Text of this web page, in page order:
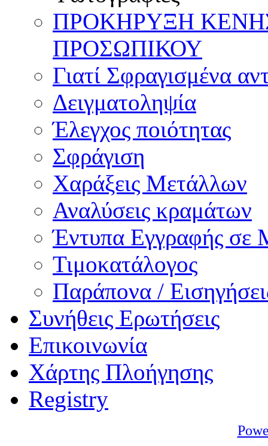
ΠΡΟΚΗΡΥΞΗ
ΠΡΟΣΩΠΙΚΟΥ
Γιατί Σφραγισμένα
Δειγματοληψία
Έλεγχος ποιότητας
Σφράγιση
Χαράξεις Μετάλλων
Αναλύσεις κραμάτων
Έντυπα Εγγραφής σε
Τιμοκατάλογος
Παράπονα /
Συνήθεις Ερωτήσεις
Επικοινωνία
Χάρτης Πλοήγησης
Registry